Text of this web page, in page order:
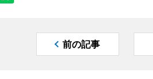
前の記事